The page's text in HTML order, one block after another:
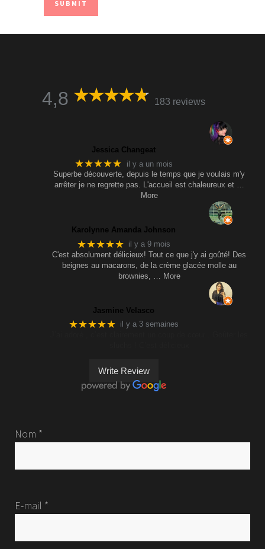
4,8 183 reviews
Jessica Changeat
★★★★★
il y a un mois
Superbe découverte, depuis le temps que je voulais m'y
arrêter je ne regrette pas. L'accueil est chaleureux et …
More
Karolynne Amanda Johnson
★★★★★ il y a 9 mois
C'est absolument délicieux! Tout ce que j'y ai goûté! Des
beignes au macarons, de la crème glacée molle au
brownies,
… More
Jasmine Velasco
★★★★★ il y a 3 semaines
Write Review
Nom *
E-mail *